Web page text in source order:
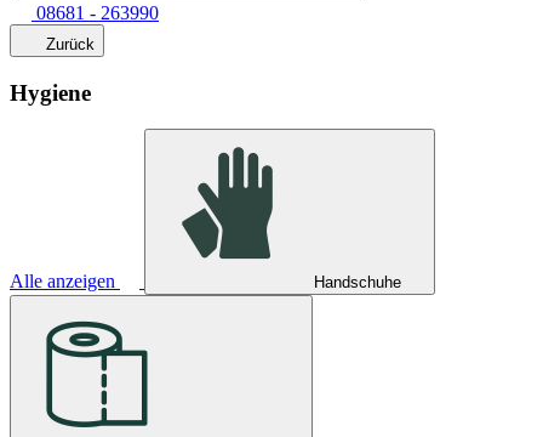
08681 - 263990
Zurück
Hygiene
Alle anzeigen Handschuhe